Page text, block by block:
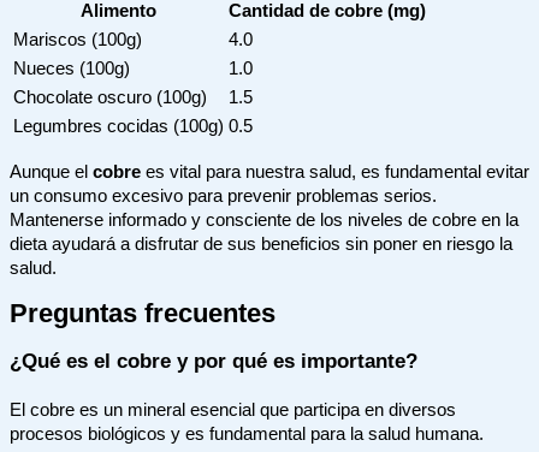
Alimento
Cantidad de cobre (mg)
Mariscos (100g)
4.0
Nueces (100g)
1.0
Chocolate oscuro (100g)
1.5
Legumbres cocidas (100g) 0.5
Aunque el cobre es vital para nuestra salud, es fundamental evitar
un consumo excesivo para prevenir problemas serios.
Mantenerse informado y consciente de los niveles de cobre en la
dieta ayudará a disfrutar de sus beneficios sin poner en riesgo la
salud.
Preguntas frecuentes
¿Qué es el cobre y por qué es importante?
El cobre es un mineral esencial que participa en diversos
procesos biológicos y es fundamental para la salud humana.